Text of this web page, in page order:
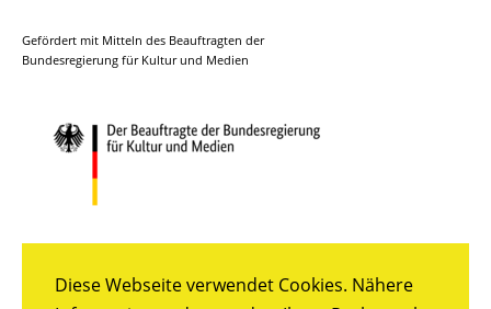
Diese Webseite verwendet Cookies. Nähere
Gefördert mit Mitteln des Beauftragten der
Bundesregierung für Kultur und Medien